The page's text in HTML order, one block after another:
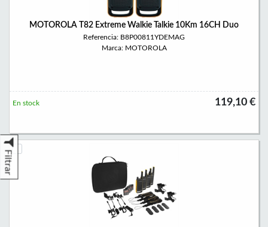
Filtrar
MOTOROLA T82 Extreme Walkie Talkie 10Km 16CH Duo
Referencia: B8P00811YDEMAG
Marca: MOTOROLA
119,10 €
En stock